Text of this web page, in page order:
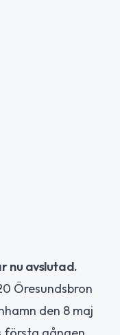
nu avslutad.
Öresundsbron
den 8 maj